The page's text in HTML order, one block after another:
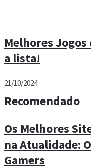
Melhores
a lista!
21/10/2024
Recomendado
Os Melhores
na Atualidade:
Gamers